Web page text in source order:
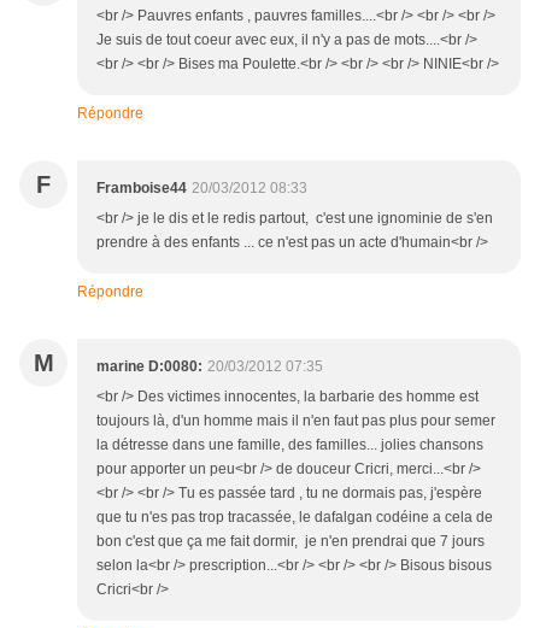
<br /> Pauvres enfants , pauvres familles....<br /> <br /> <br />
Je suis de tout coeur avec eux, il n'y a pas de mots....<br />
<br /> <br /> Bises ma Poulette.<br /> <br /> <br /> NINIE<br />
Répondre
F Framboise44 20/03/2012 08:33
<br /> je le dis et le redis partout, c'est une ignominie de s'en
prendre à des enfants ... ce n'est pas un acte d'humain<br />
Répondre
M marine D:0080: 20/03/2012 07:35
<br /> Des victimes innocentes, la barbarie des homme est
toujours là, d'un homme mais il n'en faut pas plus pour semer
la détresse dans une famille, des familles... jolies chansons
pour apporter un peu<br /> de douceur Cricri, merci...<br />
<br /> <br /> Tu es passée tard , tu ne dormais pas, j'espère
que tu n'es pas trop tracassée, le dafalgan codéine a cela de
bon c'est que ça me fait dormir, je n'en prendrai que 7 jours
selon la<br /> prescription...<br /> <br /> <br /> Bisous bisous
Cricri<br />